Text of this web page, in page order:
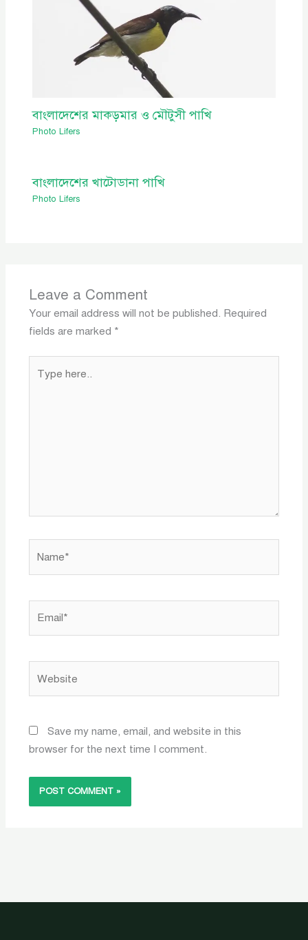
বাংলাদেশের মাকড়মার ও মৌটুসী পাখি
Photo Lifers
বাংলাদেশের খাটোডানা পাখি
Photo Lifers
Leave a Comment
Your email address will not be published. Required
fields are marked *
here..
Save my name, email, and website in this
browser for the next time I comment.